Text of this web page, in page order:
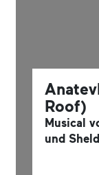
Roof)
Musical
und